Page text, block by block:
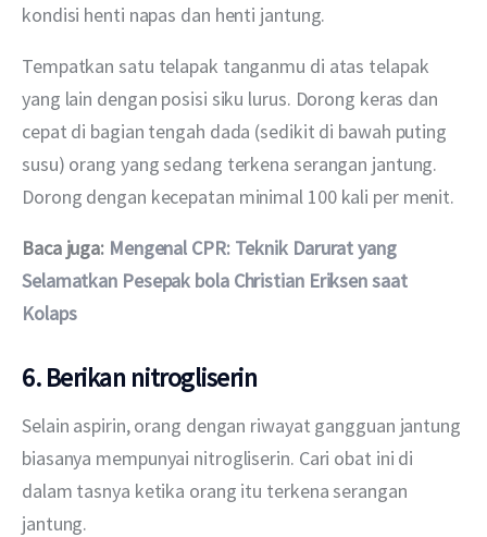
kondisi henti napas dan henti jantung.
Tempatkan satu telapak tanganmu di atas telapak
yang lain dengan posisi siku lurus. Dorong keras dan
cepat di bagian tengah dada (sedikit di bawah puting
susu) orang yang sedang terkena serangan jantung.
Dorong dengan kecepatan minimal 100 kali per menit.
Baca juga: Mengenal CPR: Teknik Darurat yang
Selamatkan Pesepak bola Christian Eriksen saat
Kolaps
6. Berikan nitrogliserin
Selain aspirin, orang dengan riwayat gangguan jantung
biasanya mempunyai nitrogliserin. Cari obat ini di
dalam tasnya ketika orang itu terkena serangan
jantung.